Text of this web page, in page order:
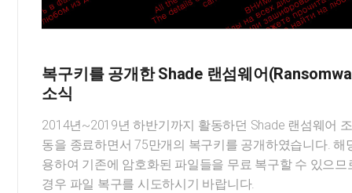
복구키를 공개한 Shade 랜섬웨어
소식
2014년~2019년 하반기까지 활동하던 Shade 랜섬웨어
동을 종료하면서 75만개의 복구키를 공개하였습니다. 해
용하여 기존에 암호화된 파일들을 무료 복구할 수 있으므
경우 파일 복구를 시도하시기 바랍니다.